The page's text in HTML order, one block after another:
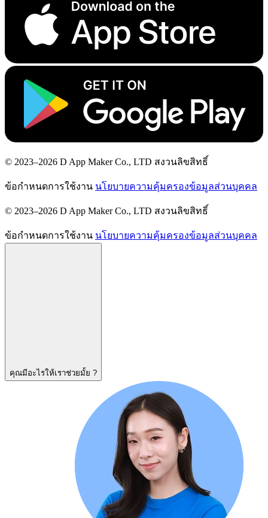
© 2023–2026 D App Maker Co., LTD สงวนลิขสิทธิ์
ข้อกำหนดการใช้งาน นโยบายความคุ้มครองข้อมูลส่วนบุคคล
© 2023–2026 D App Maker Co., LTD สงวนลิขสิทธิ์
ข้อกำหนดการใช้งาน นโยบายความคุ้มครองข้อมูลส่วนบุคคล
คุณมีอะไรให้เราช่วยมั้ย ?